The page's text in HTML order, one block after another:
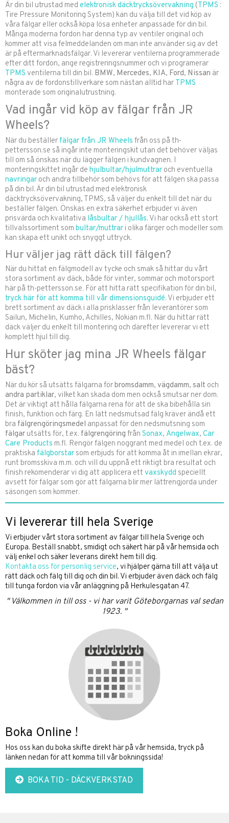
Är din bil utrustad med elektroniskdäcktrycksövervakning (TPMS :
Tire Pressure Monitoring System) kan du välja till det vid köp av
våra fälgar eller också köpa lösa enheter anpassade för din bil.
Många moderna fordon har denna typ av ventiler original och
kommer att visa felmeddelanden om man inte använder sig av det
är på eftermarknadsfälgar. Vi levererar ventilerna programmerade
efter ditt fordon, ange registreringsnummer och vi programerar
TPMS ventilerna till din bil. BMW, Mercedes, KIA, Ford, Nissan är
några av de fordonstillverkare som nästan alltid har TPMS
monterade som originalutrustning.
Vad ingår vid köp av fälgar från JR
Wheels?
När du beställer fälgar från JR Wheels från oss på th-
pettersson.se så ingår inte monteringskit utan det behöver väljas
till om så önskas när du lägger fälgen i kundvagnen. I
monteringskittet ingår de hjulbultar/hjulmuttrar och eventuella
navringar och andra tillbehör som behövs för att fälgen ska passa
på din bil. Är din bil utrustad med elektronisk
däcktrycksövervakning, TPMS, så väljer du enkelt till det när du
beställer fälgen. Önskas en extra säkerhet erbjuder vi även
prisvärda och kvalitativa låsbultar / hjullås. Vi har också ett stort
tillvalssortiment som bultar/muttrar i olika färger och modeller som
kan skapa ett unikt och snyggt uttryck.
Hur väljer jag rätt däck till fälgen?
När du hittat en fälgmodell av tycke och smak så hittar du vårt
stora sortiment av däck, både för vinter, sommar och motorsport
här på th-pettersson.se. För att hitta rätt specifikation för din bil,
tryck här för att komma till vår dimensionsguidé. Vi erbjuder ett
brett sortiment av däck i alla prisklasser från leverantörer som
Sailun, Michelin, Kumho, Achilles, Nokian m.fl. När du hittar rätt
däck väljer du enkelt till montering och därefter levererar vi ett
komplett hjul till dig.
Hur sköter jag mina JR Wheels fälgar
bäst?
När du kör så utsätts fälgarna förbromsdamm, vägdamm, salt och
andra partiklar, vilket kan skada dom men också smutsar ner dom.
Det är viktigt att hålla fälgarna rena för att de ska bibehålla sin
finish, funktion och färg. En lätt nedsmutsad fälg kräver ändå ett
bra fälgrengöringsmedel anpassat för den nedsmutsning som
fälgar utsätts för, t.ex. fälgrengöring från Sonax, Angelwax, Car
Care Products m.fl. Rengör fälgen noggrant med medel och t.ex. de
praktiska fälgborstar som erbjuds för att komma åt in imellan ekrar,
runt bromsskiva m.m. och vill du uppnå ett riktigt bra resultat och
finish rekomenderar vi dig att applicera ett vaxskydd speciellt
avsett för fälgar som gör att fälgarna blir mer lättrengjorda under
säsongen som kommer.
Vi levererar till hela Sverige
Vi erbjuder vårt stora sortiment av fälgar till hela Sverige och
Europa. Beställ snabbt, smidigt och säkert här på vår hemsida och
välj enkel och säker leverans direkt hem till dig.
Kontakta oss för personlig service, vi hjälper gärna till att välja ut
rätt däck och fälg till dig och din bil. Vi erbjuder även däck och fälg
till tunga fordon via vår anläggning på Herkulesgatan 47.
" Välkommen in till oss - vi har varit Göteborgarnas val sedan
1923. "
Boka Online !
Hos oss kan du boka skifte direkt här på vår hemsida, tryck på
länken nedan för att komma till vår bokningssida!
BOKA TID - DÄCKVERKSTAD